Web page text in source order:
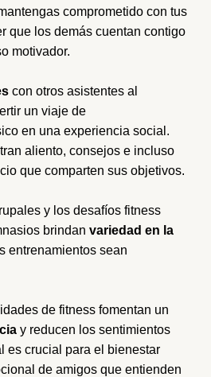
comprometido con tus
que los demás cuentan contigo
motivador.
con otros asistentes al
un viaje de
en una experiencia social.
aliento, consejos e incluso
que comparten sus objetivos.
y los desafíos fitness
brindan variedad en la
entrenamientos sean
de fitness fomentan un
y reducen los sentimientos
es crucial para el bienestar
de amigos que entienden